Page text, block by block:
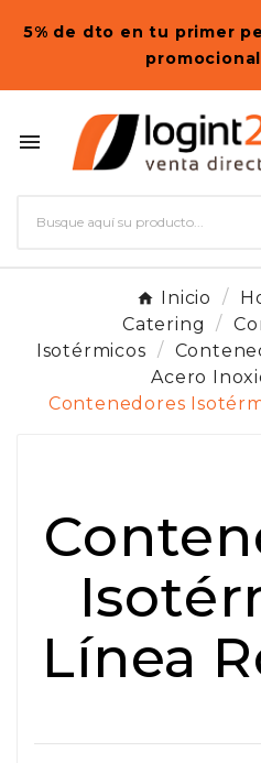
5% de dto en tu primer
promocional

Inicio
Catering
Isotérmicos
Acero
Contenedores
Línea